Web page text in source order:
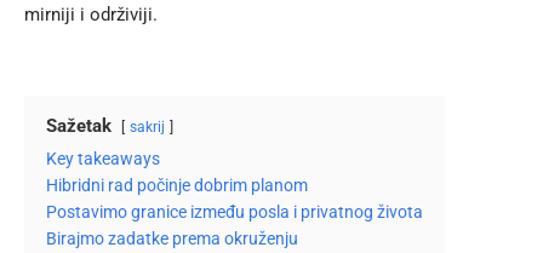
mirniji i održiviji.
Sažetak sakrij
Key takeaways
Hibridni rad počinje dobrim planom
Postavimo granice između posla i privatnog života
Birajmo zadatke prema okruženju